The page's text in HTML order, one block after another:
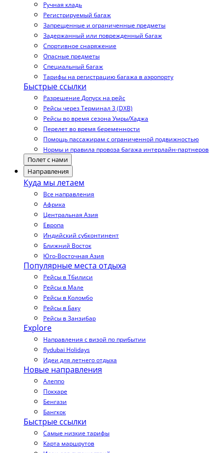
Ручная кладь
Регистрируемый багаж
Запрещенные и ограниченные предметы
Задержанный или поврежденный багаж
Спортивное снаряжение
Опасные предметы
Специальный багаж
Тарифы на регистрацию багажа в аэропорту
Быстрые ссылки
Разрешение Допуск на рейс
Рейсы через Терминал 3 (DXB)
Рейсы во время сезона Умры/Хаджа
Перелет во время беременности
Помощь пассажирам с ограниченной подвижностью
Нормы и правила провоза багажа интерлайн-партнеров
Полет с нами
Направления
Куда мы летаем
Все направления
Африка
Центральная Азия
Европа
Индийский субконтинент
Ближний Восток
Юго-Восточная Азия
Популярные места отдыха
Рейсы в Тбилиси
Рейсы в Мале
Рейсы в Коломбо
Рейсы в Баку
Рейсы в Занзибар
Explore
Направления с визой по прибытии
flydubai Holidays
Идеи для летнего отдыха
Новые направления
Алеппо
Покхаре
Бенгази
Бангкок
Быстрые ссылки
Самые низкие тарифы
Карта маршрутов